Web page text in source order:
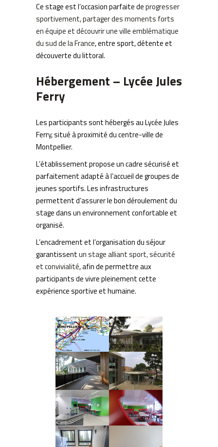
Ce stage est l’occasion parfaite deprogresser
sportivement, partager des moments forts
en équipe et découvrir une ville emblématique
du sud de la France, entre sport, détente et
découverte du littoral.
Hébergement – Lycée Jules
Ferry
Les participants sont hébergés au Lycée Jules
Ferry, situé à proximité du centre-ville de
Montpellier.
L’établissement propose un cadre sécurisé et
parfaitement adapté à l’accueil de groupes de
jeunes sportifs. Les infrastructures
permettent d’assurer le bon déroulement du
stage dans un environnement confortable et
organisé.
L’encadrement et l’organisation du séjour
garantissentun stage alliant sport, sécurité
et convivialité, afin de permettre aux
participants de vivre pleinement cette
expérience sportive et humaine.